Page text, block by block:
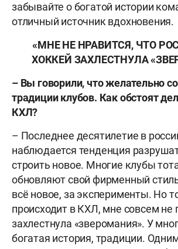
забывайте о богатой истории
отличный источник вдохновения.
«МНЕ НЕ НРАВИТСЯ, ЧТО
ХОККЕЙ ЗАХЛЕСТНУЛА
– Вы говорили, что желательно
традиции клубов. Как обстоят
КХЛ?
– Последнее десятилетие в
наблюдается тенденция
строить новое. Многие клубы
обновляют свой фирменный
всё новое, за эксперименты. Но
происходит в КХЛ, мне совсем не
захлестнула «зверомания». У
богатая история, традиции.